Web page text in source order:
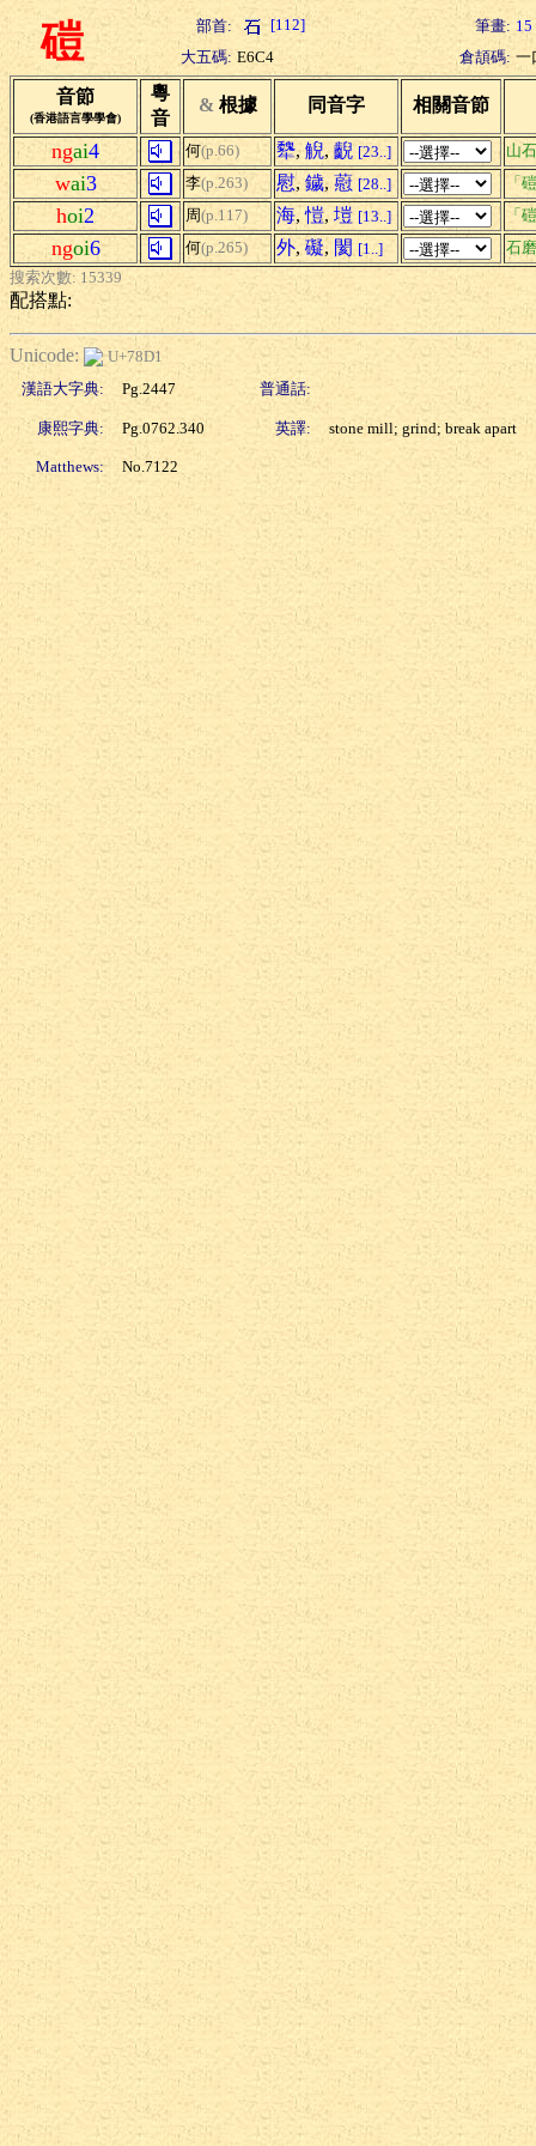
磑 部首: [112] 筆畫: 15
大五碼: E6C4 倉頡碼: 一
音節
(香港語言學學會)
粵
音
& 根據 同音字 相關音節
ngai4 何(p.66) 犩, 觬, 齯 [23..] 山
wai3 李(p.263) 慰, 鐬, 藯 [28..] 「
hoi2 周(p.117) 海,愷, 塏 [13..] 「
ngoi6 何(p.265) 外, 礙, 閡 [1..]
石磨
搜索次數: 15339
配搭點:
Unicode:
U+78D1
漢語大字典:
Pg.2447 普通話:
康熙字典: Pg.0762.340 英譯: stone mill; grind; break apart
Matthews: No.7122